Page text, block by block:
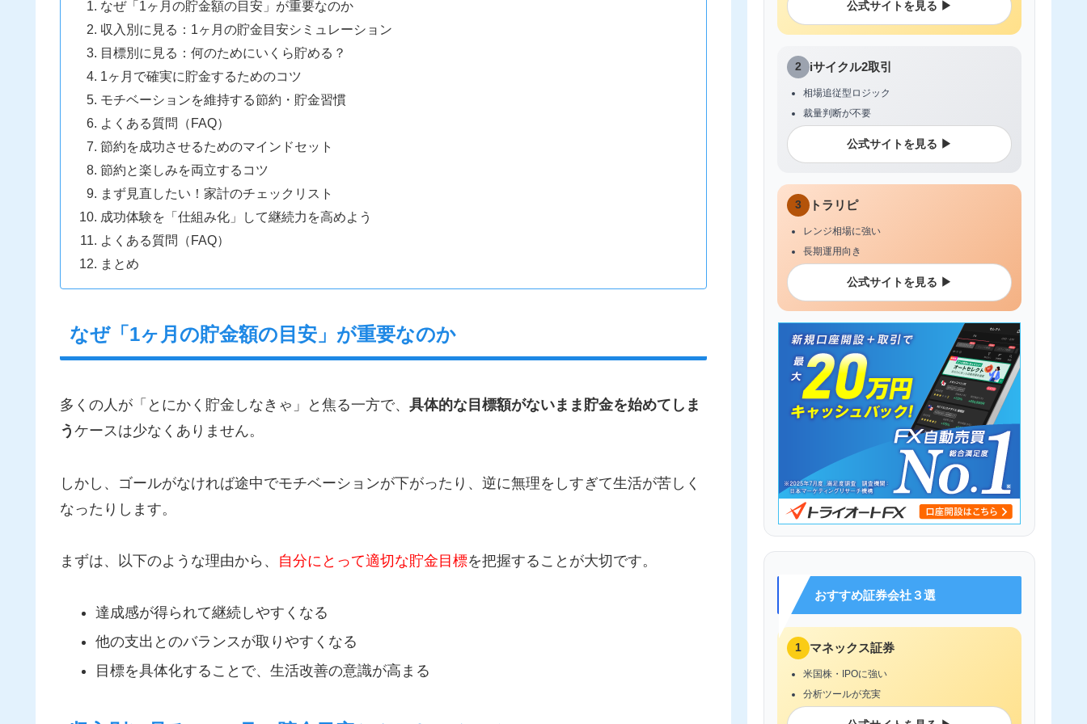
なぜ「1ヶ月の貯金額の目安」が重要なのか
収入別に見る：1ヶ月の貯金目安シミュレーション
目標別に見る：何のためにいくら貯める？
1ヶ月で確実に貯金するためのコツ
モチベーションを維持する節約・貯金習慣
よくある質問（FAQ）
節約を成功させるためのマインドセット
節約と楽しみを両立するコツ
まず見直したい！家計のチェックリスト
成功体験を「仕組み化」して継続力を高めよう
よくある質問（FAQ）
まとめ
なぜ「1ヶ月の貯金額の目安」が重要なのか
多くの人が「とにかく貯金しなきゃ」と焦る一方で、 具体的な目標額がないまま貯金を始めてしま
う ケースは少なくありません。
しかし、ゴールがなければ途中でモチベーションが下がったり、逆に無理をしすぎて生活が苦しく
なったりします。
まずは、以下のような理由から、 自分にとって適切な貯金目標を把握することが大切です。
達成感が得られて継続しやすくなる
他の支出とのバランスが取りやすくなる
目標を具体化することで、生活改善の意識が高まる
公式サイトを見る ▶
2 iサイクル2取引
相場追従型ロジック
裁量判断が不要
公式サイトを見る ▶
3 トラリピ
レンジ相場に強い
長期運用向き
公式サイトを見る ▶
おすすめ証券会社３選
1 マネックス証券
米国株・IPOに強い
分析ツールが充実